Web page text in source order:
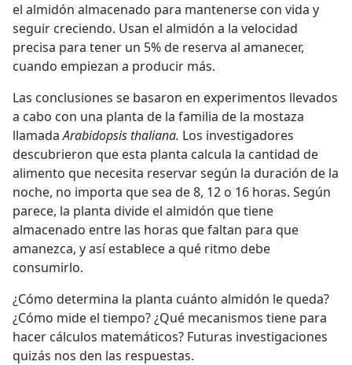
el almidón almacenado para mantenerse con vida y
seguir creciendo. Usan el almidón a la velocidad
precisa para tener un 5% de reserva al amanecer,
cuando empiezan a producir más.
Las conclusiones se basaron en experimentos llevados
a cabo con una planta de la familia de la mostaza
llamadaArabidopsis thaliana. Los investigadores
descubrieron que esta planta calcula la cantidad de
alimento que necesita reservar según la duración de la
noche, no importa que sea de 8, 12 o 16 horas. Según
parece, la planta divide el almidón que tiene
almacenado entre las horas que faltan para que
amanezca, y así establece a qué ritmo debe
consumirlo.
¿Cómo determina la planta cuánto almidón le queda?
¿Cómo mide el tiempo? ¿Qué mecanismos tiene para
hacer cálculos matemáticos? Futuras investigaciones
quizás nos den las respuestas.